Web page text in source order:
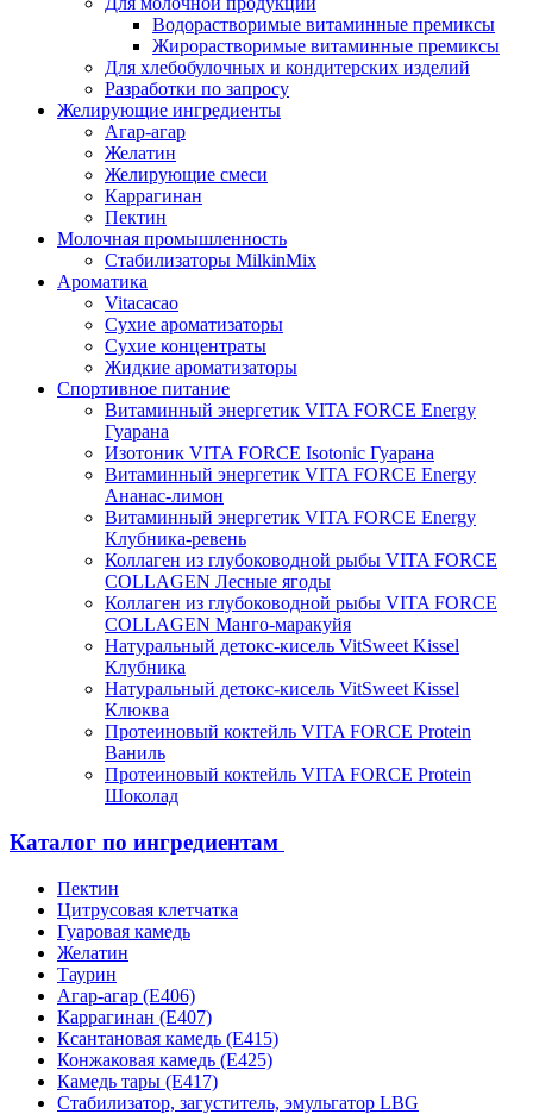
Водорастворимые витаминные премиксы
Жирорастворимые витаминные премиксы
Для хлебобулочных и кондитерских изделий
Разработки по запросу
Желирующие ингредиенты
Агар-агар
Желатин
Желирующие смеси
Каррагинан
Пектин
Молочная промышленность
Стабилизаторы MilkinMix
Ароматика
Vitacacao
Сухие ароматизаторы
Сухие концентраты
Жидкие ароматизаторы
Спортивное питание
Витаминный энергетик VITA FORCE Energy
Гуарана
Изотоник VITA FORCE Isotonic Гуарана
Витаминный энергетик VITA FORCE Energy
Ананас-лимон
Витаминный энергетик VITA FORCE Energy
Клубника-ревень
Коллаген из глубоководной рыбы VITA FORCE
COLLAGEN Лесные ягоды
Коллаген из глубоководной рыбы VITA FORCE
COLLAGEN Манго-маракуйя
Натуральный детокс-кисель VitSweet Kissel
Клубника
Натуральный детокс-кисель VitSweet Kissel
Клюква
Протеиновый коктейль VITA FORCE Protein
Ваниль
Протеиновый коктейль VITA FORCE Protein
Шоколад
Каталог по ингредиентам
Пектин
Цитрусовая клетчатка
Гуаровая камедь
Желатин
Таурин
Агар-агар (Е406)
Каррагинан (Е407)
Ксантановая камедь (Е415)
Конжаковая камедь (Е425)
Камедь тары (Е417)
Стабилизатор, загуститель, эмульгатор LBG